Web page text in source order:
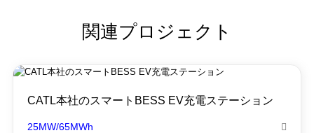
関連プロジェクト
CATL本社のスマートBESS EV充電ステーション
25MW/65MWh 